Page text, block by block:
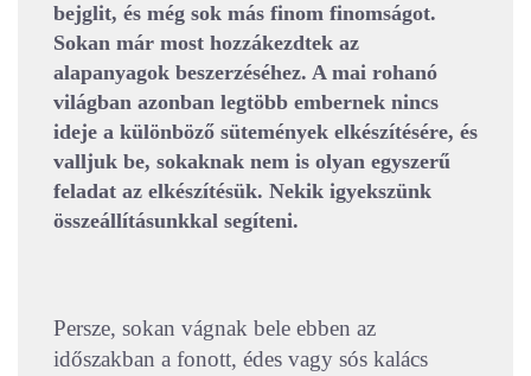
bejglit, és még sok más finom finomságot.
Sokan már most hozzákezdtek az
alapanyagok beszerzéséhez. A mai rohanó
világban azonban legtöbb embernek nincs
ideje a különböző sütemények elkészítésére, és
valljuk be, sokaknak nem is olyan egyszerű
feladat az elkészítésük. Nekik igyekszünk
összeállításunkkal segíteni.
Persze, sokan vágnak bele ebben az
időszakban a fonott, édes vagy sós kalács